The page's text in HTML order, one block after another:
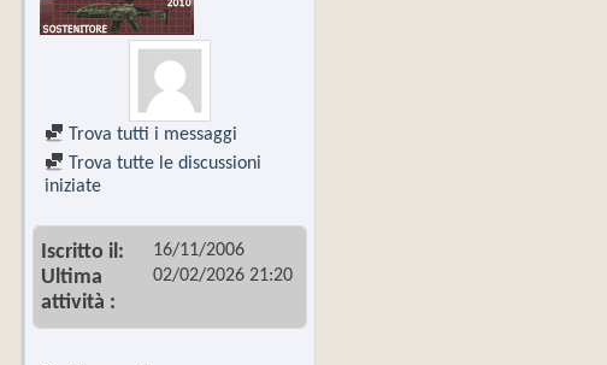
Trova tutti i messaggi
Trova tutte le discussioni
iniziate
Iscritto il 16/11/2006
Ultima
attività
02/02/2026 21:20